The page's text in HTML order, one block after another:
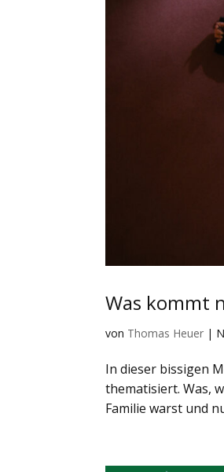
Was kommt
von Thomas Heuer |
In dieser bissigen
thematisiert. Was,
Familie warst und